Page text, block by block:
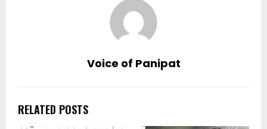
Voice of Panipat
RELATED POSTS